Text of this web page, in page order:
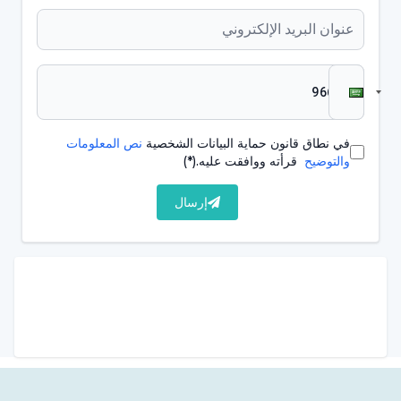
إلى ذلك، يمكن إجراء عمليات إغلاق الفراغات بين الأسنان
وإجراءات تبييض الأسنان إذا كان ذلك مناسباً. يمكن تطبيق
العديد من التقنيات المختلفة في إجراءاتعلاج الأسنان
الترميمية. يمكن سرد الطرق المستخدمة على النحو التالي:
التطبيقات المركبة المباشرة أو غير المباشرة
في نطاق قانون حماية البيانات الشخصية نص المعلومات
والتوضيح قرأته ووافقت عليه.(*)
إرسال